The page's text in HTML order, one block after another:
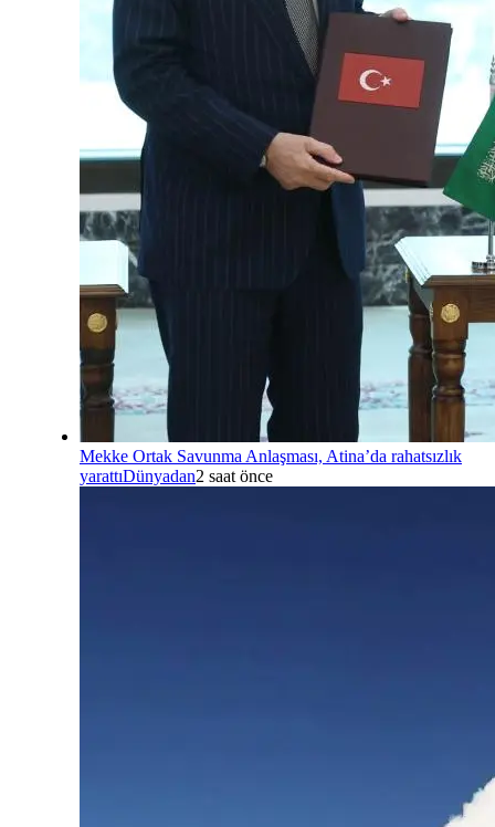
Mekke Ortak Savunma Anlaşması, Atina’da rahatsızlık
yarattıDünyadan2 saat önce